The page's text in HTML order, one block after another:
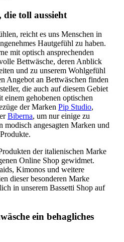
die toll aussieht
reicht es uns Menschen in
Hautgefühl zu haben.
mit optisch ansprechenden
Bettwäsche, deren Anblick
und zu unserem Wohlgefühl
Angebot an Bettwäschen finden
die auch auf diesem Gebiet
einem gehobenen optischen
der Marken Pip Studio,
Biberna, um nur einige zu
modisch angesagten Marken und
der italienischen Marke
Online Shop gewidmet.
Kimonos und weitere
dieser besonderen Marke
in unserem Bassetti Shop auf
ein behagliches